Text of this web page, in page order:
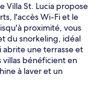
Villa St. Lucia propose
l'accès Wi-Fi et le
proximité, vous
du snorkeling, idéal
une terrasse et
villas bénéficient en
à laver et un